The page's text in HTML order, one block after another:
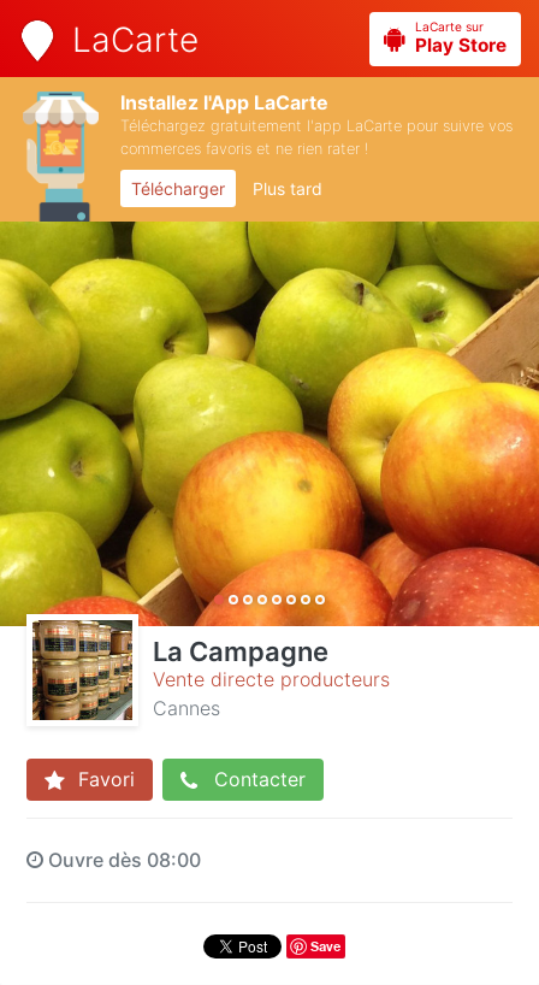
LaCarte LaCarte sur
Play Store
Installez l'App LaCarte
Téléchargez gratuitement l'app LaCarte pour suivre vos
commerces favoris et ne rien rater !
Télécharger Plus tard
La Campagne
Vente directe producteurs
Cannes
Favori Contacter
Ouvre dès 08:00
Save